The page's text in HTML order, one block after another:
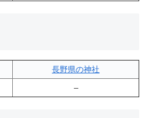
長野県の神社
–